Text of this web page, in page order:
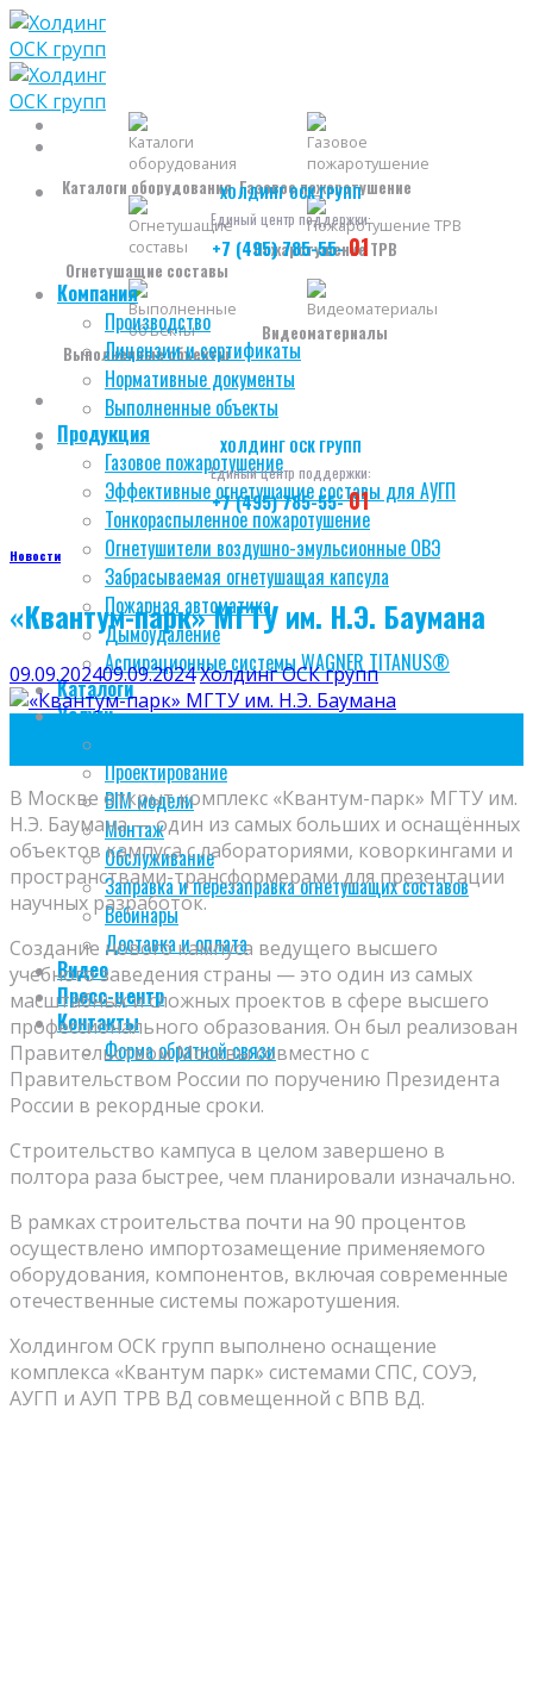
Skip
to
content
ХОЛДИНГ ОСК ГРУПП
Единый центр поддержки:
+7 (495) 785-55- 01
Компания
Производство
Лицензии и сертификаты
Нормативные документы
Выполненные объекты
Продукция
Газовое пожаротушение
Эффективные огнетушащие составы для АУГП
Тонкораспыленное пожаротушение
Огнетушители воздушно-эмульсионные ОВЭ
Забрасываемая огнетушащая капсула
Пожарная автоматика
Дымоудаление
Аспирационные системы WAGNER TITANUS®
Каталоги
Услуги
Проектирование
BIM модели
Монтаж
Обслуживание
Заправка и перезаправка огнетушащих составов
Вебинары
Доставка и оплата
Видео
Пресс-центр
Контакты
Форма обратной связи
Каталоги оборудования Газовое пожаротушение
Огнетушащие составы
Пожаротушение ТРВ
Выполненные объекты
Видеоматериалы
ХОЛДИНГ ОСК ГРУПП
Единый центр поддержки:
+7 (495) 785-55-01
Новости
«Квантум-парк» МГТУ им. Н.Э. Баумана
09.09.202409.09.2024Холдинг ОСК групп
В Москве открыт комплекс «Квантум-парк» МГТУ им.
Н.Э. Баумана — один из самых больших и оснащённых
объектов кампуса с лабораториями, коворкингами и
пространствами-трансформерами для презентации
научных разработок.
Создание нового кампуса ведущего высшего
учебного заведения страны — это один из самых
масштабных и сложных проектов в сфере высшего
профессионального образования. Он был реализован
Правительством Москвы совместно с
Правительством России по поручению Президента
России в рекордные сроки.
Строительство кампуса в целом завершено в
полтора раза быстрее, чем планировали изначально.
В рамках строительства почти на 90 процентов
осуществлено импортозамещение применяемого
оборудования, компонентов, включая современные
отечественные системы пожаротушения.
Холдингом ОСК групп выполнено оснащение
комплекса «Квантум парк» системами СПС, СОУЭ,
АУГП и АУП ТРВ ВД совмещенной с ВПВ ВД.